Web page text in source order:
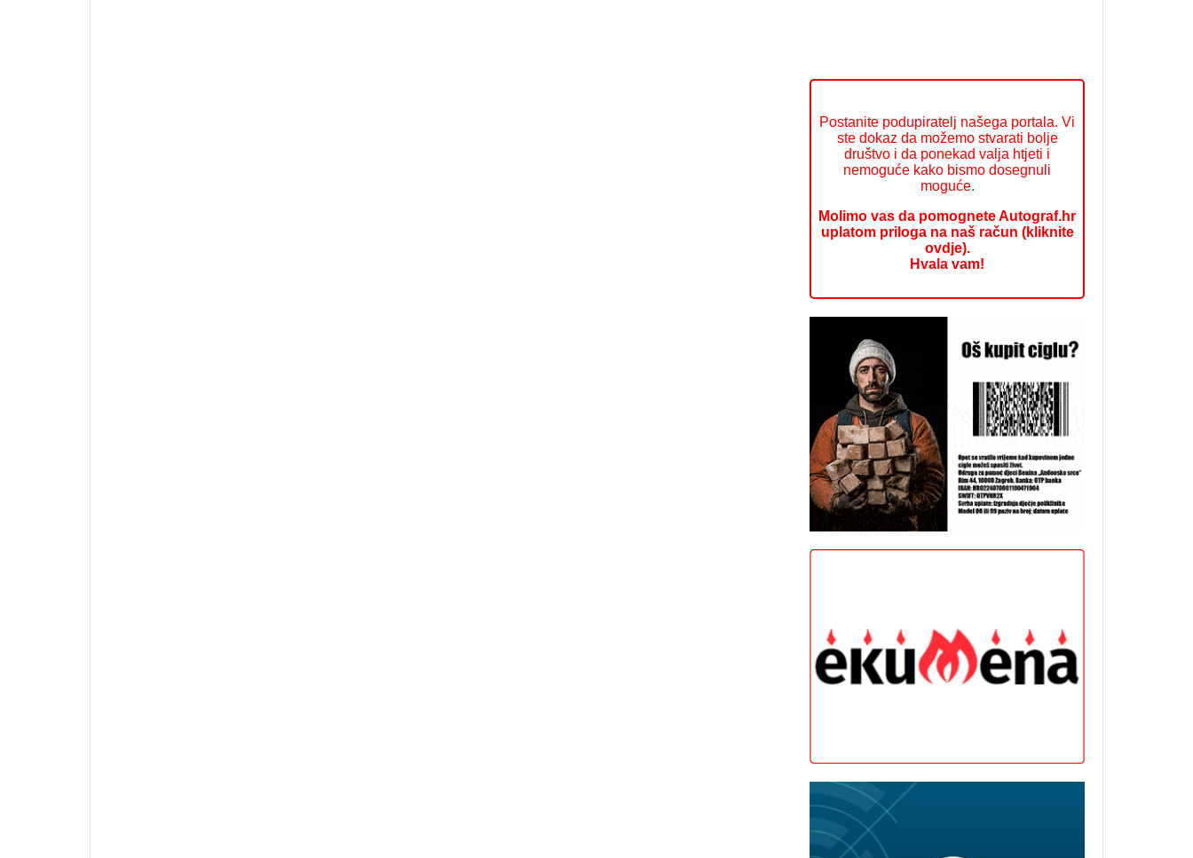
Postanite podupiratelj našega portala. Vi
ste dokaz da možemo stvarati bolje
društvo i da ponekad valja htjeti i
nemoguće kako bismo dosegnuli
moguće.
Molimo vas da pomognete Autograf.hr
uplatom priloga na naš račun (kliknite
ovdje).
Hvala vam!